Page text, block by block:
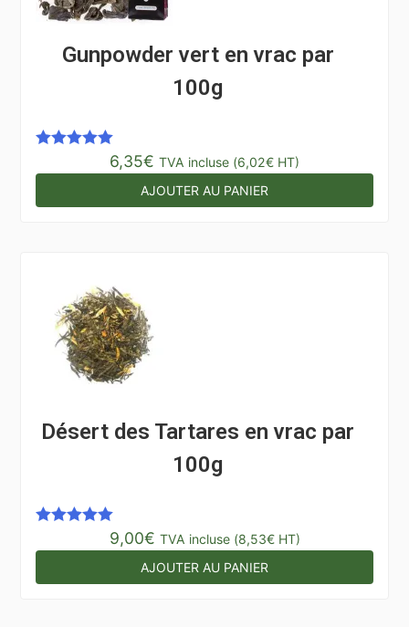
Gunpowder vert en vrac par
100g
6,35€ TVA incluse (6,02€ HT)
AJOUTER AU PANIER
Désert des Tartares en vrac par
100g
9,00€ TVA incluse (8,53€HT)
AJOUTER AU PANIER